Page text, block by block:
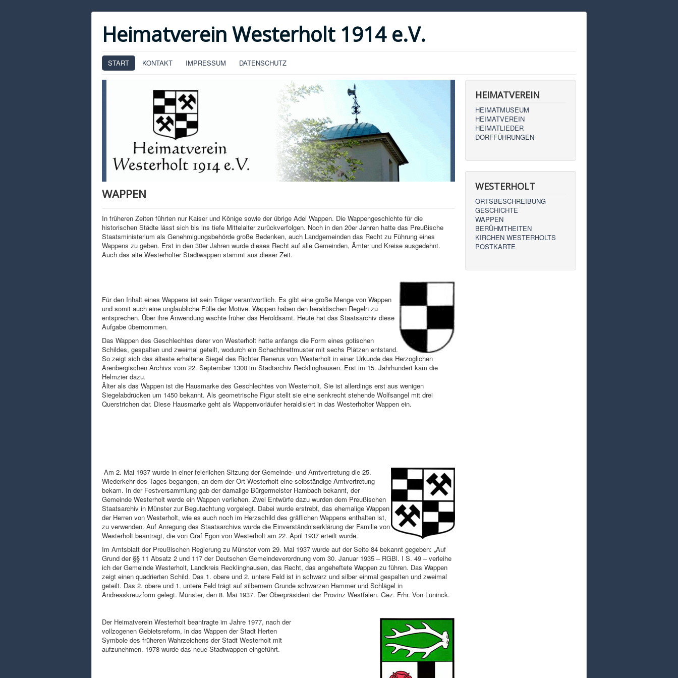
Heimatverein Westerholt 1914 e.V.
START KONTAKT IMPRESSUM DATENSCHUTZ
WAPPEN
In früheren Zeiten führten nur Kaiser und Könige sowie der übrige Adel Wappen. Die Wappengeschichte für die
historischen Städte lässt sich bis ins tiefe Mittelalter zurückverfolgen. Noch in den 20er Jahren hatte das Preußische
Staatsministerium als Genehmigungsbehörde große Bedenken, auch Landgemeinden das Recht zu Führung eines
Wappens zu geben. Erst in den 30er Jahren wurde dieses Recht auf alle Gemeinden, Ämter und Kreise ausgedehnt.
Auch das alte Westerholter Stadtwappen stammt aus dieser Zeit.
Für den Inhalt eines Wappens ist sein Träger verantwortlich. Es gibt eine große Menge von Wappen
und somit auch eine unglaubliche Fülle der Motive. Wappen haben den heraldischen Regeln zu
entsprechen. Über ihre Anwendung wachte früher das Heroldsamt. Heute hat das Staatsarchiv diese
Aufgabe übernommen.
Das Wappen des Geschlechtes derer von Westerholt hatte anfangs die Form eines gotischen
Schildes, gespalten und zweimal geteilt, wodurch ein Schachbrettmuster mit sechs Plätzen entstand.
So zeigt sich das älteste erhaltene Siegel des Richter Renerus von Westerholt in einer Urkunde des Herzoglichen
Arenbergischen Archivs vom 22. September 1300 im Stadtarchiv Recklinghausen. Erst im 15. Jahrhundert kam die
Helmzier dazu.
Älter als das Wappen ist die Hausmarke des Geschlechtes von Westerholt. Sie ist allerdings erst aus wenigen
Siegelabdrücken um 1450 bekannt. Als geometrische Figur stellt sie eine senkrecht stehende Wolfsangel mit drei
Querstrichen dar. Diese Hausmarke geht als Wappenvorläufer heraldisiert in das Westerholter Wappen ein.
Am 2. Mai 1937 wurde in einer feierlichen Sitzung der Gemeinde- und Amtvertretung die 25.
Wiederkehr des Tages begangen, an dem der Ort Westerholt eine selbständige Amtvertretung
bekam. In der Festversammlung gab der damalige Bürgermeister Hambach bekannt, der
Gemeinde Westerholt werde ein Wappen verliehen. Zwei Entwürfe dazu wurden dem Preußischen
Staatsarchiv in Münster zur Begutachtung vorgelegt. Dabei wurde erstrebt, das ehemalige Wappen
der Herren von Westerholt, wie es auch noch im Herzschild des gräflichen Wappens enthalten ist,
zu verwenden. Auf Anregung des Staatsarchivs wurde die Einverständniserklärung der Familie von
Westerholt beantragt, die von Graf Egon von Westerholt am 22. April 1937 erteilt wurde.
Im Amtsblatt der Preußischen Regierung zu Münster vom 29. Mai 1937 wurde auf der Seite 84 bekannt gegeben: „Auf
Grund der §§ 11 Absatz 2 und 117 der Deutschen Gemeindeverordnung vom 30. Januar 1935 – RGBl. I S. 49 – verleihe
ich der Gemeinde Westerholt, Landkreis Recklinghausen, das Recht, das angeheftete Wappen zu führen. Das Wappen
zeigt einen quadrierten Schild. Das 1. obere und 2. untere Feld ist in schwarz und silber einmal gespalten und zweimal
geteilt. Das 2. obere und 1. untere Feld trägt auf silbernem Grunde schwarzen Hammer und Schlägel in
Andreaskreuzform gelegt. Münster, den 8. Mai 1937. Der Oberpräsident der Provinz Westfalen. Gez. Frhr. Von Lüninck.
Der Heimatverein Westerholt beantragte im Jahre 1977, nach der
vollzogenen Gebietsreform, in das Wappen der Stadt Herten
Symbole des früheren Wahrzeichens der Stadt Westerholt mit
aufzunehmen. 1978 wurde das neue Stadtwappen eingeführt.
HEIMATVEREIN
HEIMATMUSEUM
HEIMATVEREIN
HEIMATLIEDER
DORFFÜHRUNGEN
WESTERHOLT
ORTSBESCHREIBUNG
GESCHICHTE
WAPPEN
BERÜHMTHEITEN
KIRCHEN WESTERHOLTS
POSTKARTE